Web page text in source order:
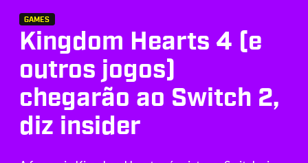
GAMES
Kingdom Hearts 4 (e
outros jogos)
chegarão ao Switch 2,
diz insider